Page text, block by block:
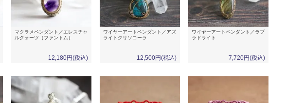
マクラメペンダント／エレスチャ
ルクォーツ（ファントム）
12,180円(税込)
ワイヤーアートペンダント／アズ
ライトクリソコーラ
12,500円(税込)
ワイヤーアートペンダント／ラブ
ラドライト
7,720円(税込)